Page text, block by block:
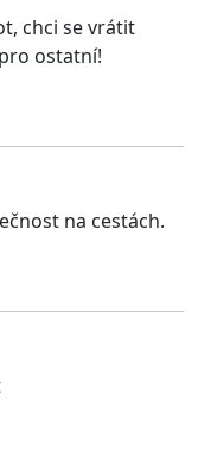
chci se vrátit
ostatní!
na cestách.